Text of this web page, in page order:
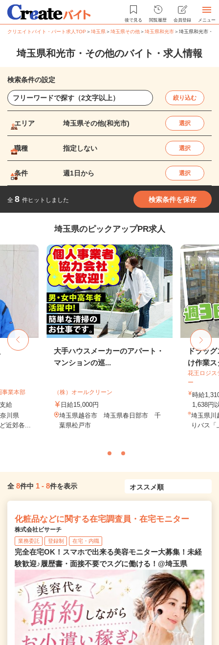
後で見る 閲覧履歴 会員登録 メニュー
クリエイトバイト・パート求人TOP ＞埼玉県＞埼玉県その他＞埼玉県和光市＞埼玉県和光市・
埼玉県和光市・その他のバイト・求人情報
検索条件の設定
絞り込む
エリア 埼玉県その他(和光市) 選択
職種 指定しない 選択
条件 週1日から 選択
全 8 件ヒットしました 検索条件を保存
埼玉県のピックアップPR求人
業本部
給
川県
近郊各...
大手ハウスメーカーのアパート・
マンションの巡...
（株）オールクリーン
日給15,000円
埼玉県越谷市 埼玉県春日部市 千
葉県松戸市
ドラッ
け作業ス
花王ロジ
ー
時給
1,638円
埼玉県川
りバス
全 8件中 1 - 8件を表示
化粧品などに関する在宅調査員・在宅モニター
株式会社ビサーチ
業務委託 登録制 在宅・内職
完全在宅OK！スマホで出来る美容モニター大募集！未経
験歓迎♪履歴書・面接不要でスグに働ける！@埼玉県